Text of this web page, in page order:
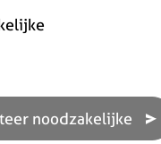
aangemaakte